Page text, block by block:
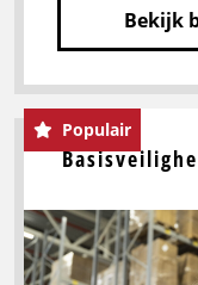
Bekijk
meer
over
Onderweg
U21-
1
Populair